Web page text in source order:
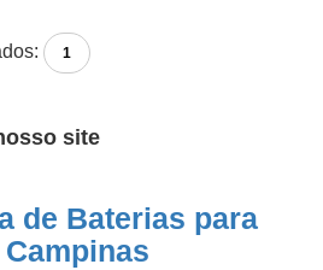
1
site
de Baterias para